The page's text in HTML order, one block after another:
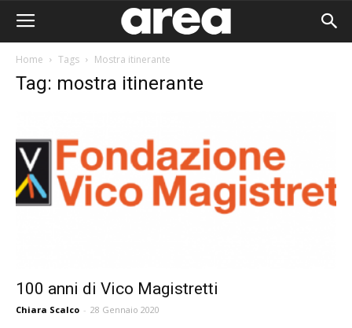
Home Tags Mostra itinerante
Tag: mostra itinerante
100 anni di Vico Magistretti
Chiara Scalco - 28 Gennaio 2020